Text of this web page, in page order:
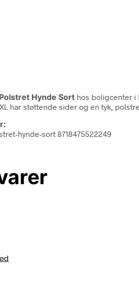
Hynde Sort hos boligcenter i
har støttende sider og en tyk,
hynde-sort 8718475522249
kr..